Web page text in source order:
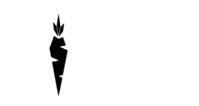
contenuto